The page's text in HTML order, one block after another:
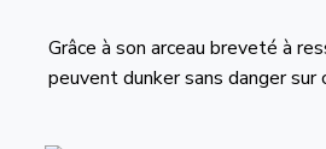
Grâce à son arceau breveté à
peuvent dunker sans danger sur